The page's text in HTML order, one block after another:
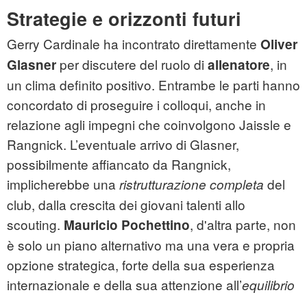
Strategie e orizzonti futuri
Gerry Cardinale ha incontrato direttamente Oliver
Glasner per discutere del ruolo di allenatore, in
un clima definito positivo. Entrambe le parti hanno
concordato di proseguire i colloqui, anche in
relazione agli impegni che coinvolgono Jaissle e
Rangnick. L’eventuale arrivo di Glasner,
possibilmente affiancato da Rangnick,
implicherebbe una ristrutturazione completa del
club, dalla crescita dei giovani talenti allo
scouting. Mauricio Pochettino, d'altra parte, non
è solo un piano alternativo ma una vera e propria
opzione strategica, forte della sua esperienza
internazionale e della sua attenzione all’equilibrio